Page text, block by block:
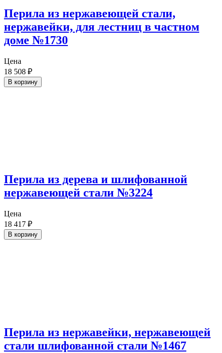
Перила из нержавеющей стали,
нержавейки, для лестниц в частном
доме №1730
Цена
18 508 ₽
В корзину
Перила из дерева и шлифованной
нержавеющей стали №3224
Цена
18 417 ₽
В корзину
Перила из нержавейки, нержавеющей
стали шлифованной стали №1467